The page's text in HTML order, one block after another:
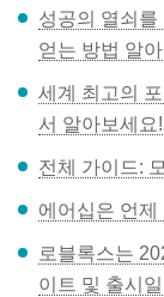
성공의 열쇠
얻는 방법 알
세계 최고의
서 알아보세요!
전체 가이드:
에어십은 언
로블록스는
이트 및 출시일